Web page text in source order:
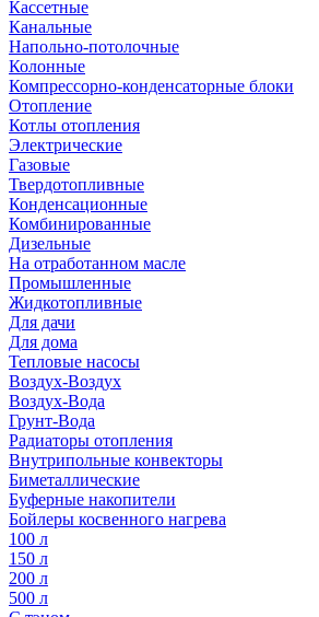
Кассетные
Канальные
Напольно-потолочные
Колонные
Компрессорно-конденсаторные блоки
Отопление
Котлы отопления
Электрические
Газовые
Твердотопливные
Конденсационные
Комбинированные
Дизельные
На отработанном масле
Промышленные
Жидкотопливные
Для дачи
Для дома
Тепловые насосы
Воздух-Воздух
Воздух-Вода
Грунт-Вода
Радиаторы отопления
Внутрипольные конвекторы
Биметаллические
Буферные накопители
Бойлеры косвенного нагрева
100 л
150 л
200 л
500 л